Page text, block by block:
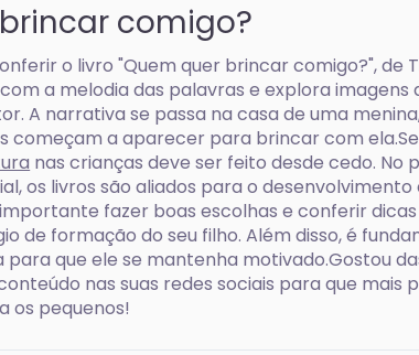
comigo?
o livro "Quem quer brincar comigo?", de
a melodia das palavras e explora imagens
A narrativa se passa na casa de uma
começam a aparecer para brincar com
nas crianças deve ser feito desde cedo. No
os livros são aliados para o desenvolvimento
fazer boas escolhas e conferir
de formação do seu filho. Além disso, é
que ele se mantenha motivado.Gostou
nas suas redes sociais para que mais
os pequenos!